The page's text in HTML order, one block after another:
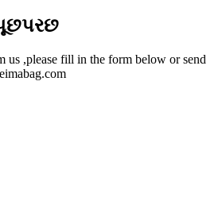
us ,please fill in the form below or send